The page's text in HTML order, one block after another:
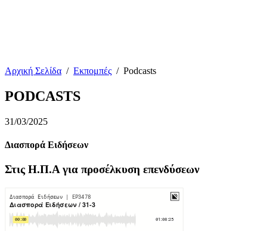
Αρχική Σελίδα / Εκπομπές / Podcasts
PODCASTS
31/03/2025
Διασπορά Ειδήσεων
Στις Η.Π.Α για προσέλκυση επενδύσεων